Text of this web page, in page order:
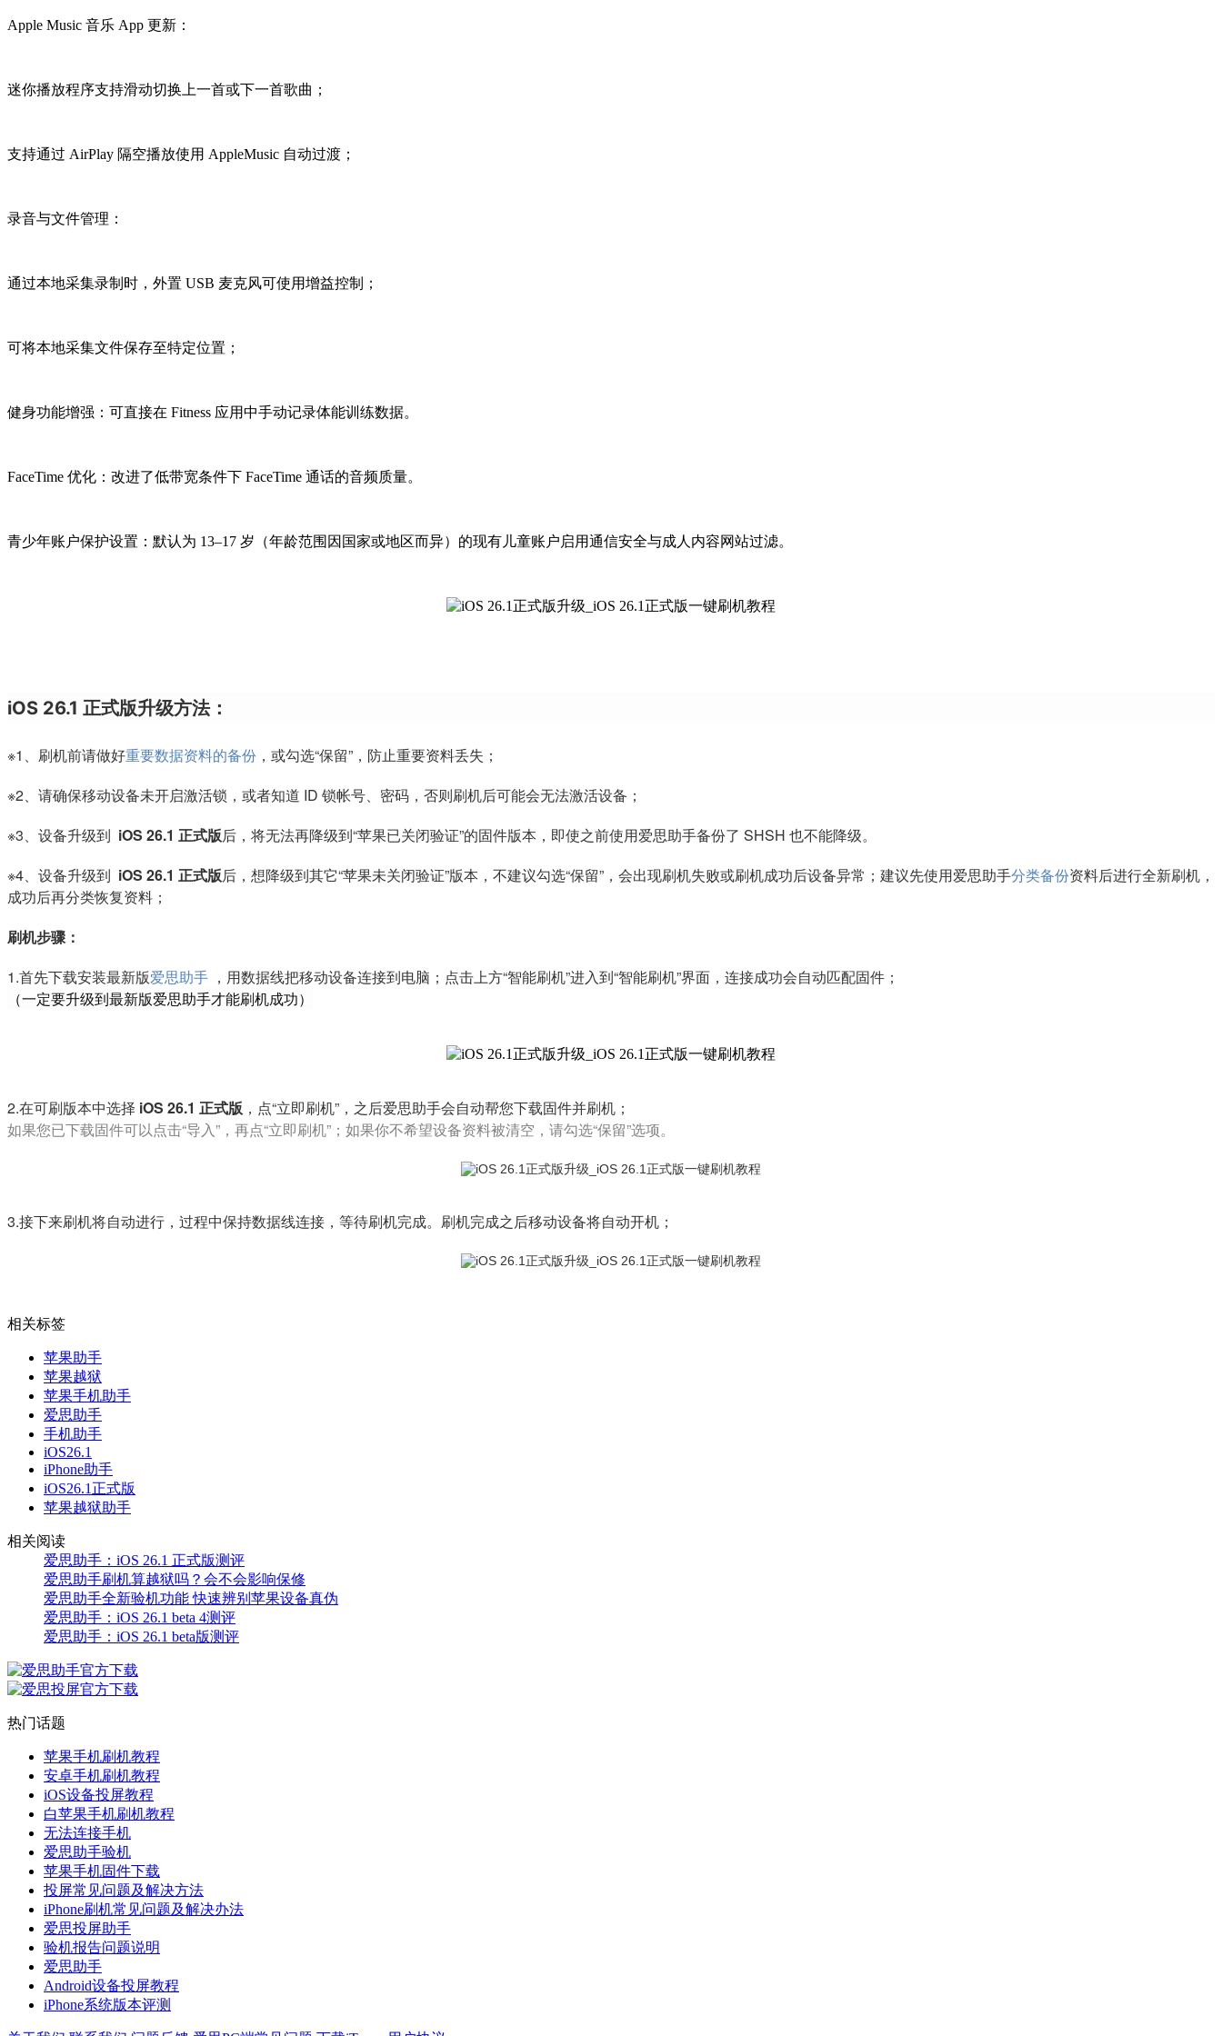
Apple Music 音乐 App 更新：
迷你播放程序支持滑动切换上一首或下一首歌曲；
支持通过 AirPlay 隔空播放使用 AppleMusic 自动过渡；
录音与文件管理：
通过本地采集录制时，外置 USB 麦克风可使用增益控制；
可将本地采集文件保存至特定位置；
健身功能增强：可直接在 Fitness 应用中手动记录体能训练数据。
FaceTime 优化：改进了低带宽条件下 FaceTime 通话的音频质量。
青少年账户保护设置：默认为 13–17 岁（年龄范围因国家或地区而异）的现有儿童账户启用通信安全与成人内容网站过滤。
iOS 26.1 正式版升级方法：
※1、刷机前请做好重要数据资料的备份 ，或勾选“保留”，防止重要资料丢失；
※2、请确保移动设备未开启激活锁，或者知道 ID 锁帐号、密码，否则刷机后可能会无法激活设备；
※3、设备升级到 iOS 26.1 正式版后，将无法再降级到“苹果已关闭验证”的固件版本，即使之前使用爱思助手备份了 SHSH 也不能降级。
※4、设备升级到 iOS 26.1 正式版后，想降级到其它“苹果未关闭验证”版本，不建议勾选“保留”，会出现刷机失败或刷机成功后设备异常；建议先使用爱思助手分类备份资料后进行全新刷机，
成功后再分类恢复资料；
刷机步骤：
1.首先下载安装最新版爱思助手 ，用数据线把移动设备连接到电脑；点击上方“智能刷机”进入到“智能刷机”界面，连接成功会自动匹配固件；
（一定要升级到最新版爱思助手才能刷机成功）
2.在可刷版本中选择 iOS 26.1 正式版 ，点“立即刷机”，之后爱思助手会自动帮您下载固件并刷机；
如果您已下载固件可以点击“导入”，再点“立即刷机”；如果你不希望设备资料被清空，请勾选“保留”选项。
3.接下来刷机将自动进行，过程中保持数据线连接，等待刷机完成。刷机完成之后移动设备将自动开机；
相关标签
苹果助手
苹果越狱
苹果手机助手
爱思助手
手机助手
iOS26.1
iPhone助手
iOS26.1正式版
苹果越狱助手
相关阅读
爱思助手：iOS 26.1 正式版测评
爱思助手刷机算越狱吗？会不会影响保修
爱思助手全新验机功能 快速辨别苹果设备真伪
爱思助手：iOS 26.1 beta 4测评
爱思助手：iOS 26.1 beta版测评
热门话题
苹果手机刷机教程
安卓手机刷机教程
iOS设备投屏教程
白苹果手机刷机教程
无法连接手机
爱思助手验机
苹果手机固件下载
投屏常见问题及解决方法
iPhone刷机常见问题及解决办法
爱思投屏助手
验机报告问题说明
爱思助手
Android设备投屏教程
iPhone系统版本评测